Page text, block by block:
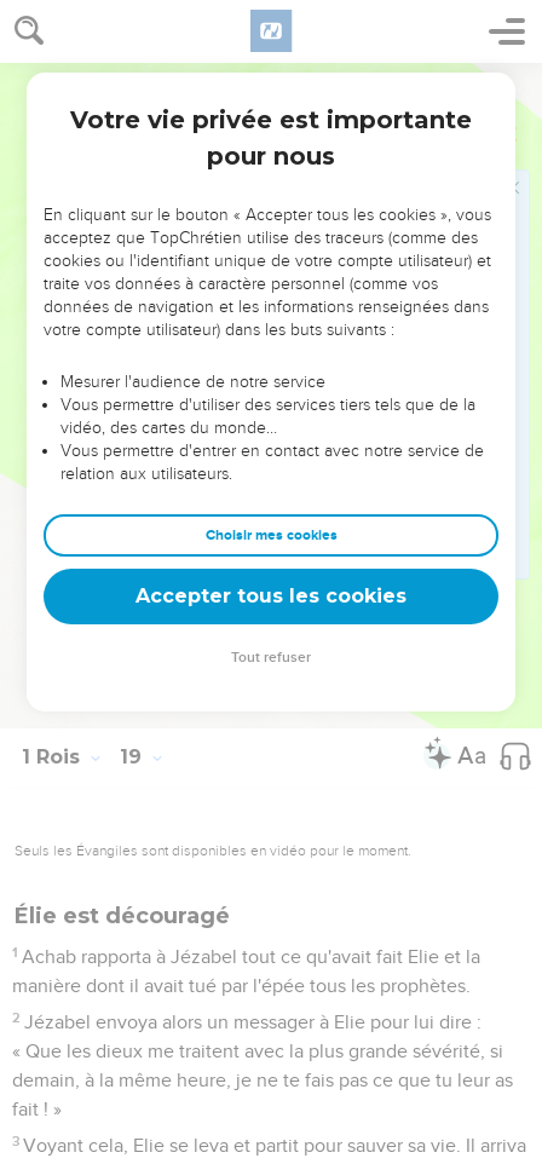
1 Rois 18
« Emparez-vous des prophètes de Baal, leur dit Elie.
Qu'aucun d'eux ne puisse s’échapper ! » Et ils s’emparèrent
d’eux. Elie les fit descendre au bord du torrent du Kison, où il
Puis Elie dit à Achab : « Monte manger et boire, car il y a
un grondement annonciateur de pluie. »
Achab monta manger et boire. Quant à Elie, il monta au
sommet du Carmel et, se penchant jusqu’à terre, il mit son
visage entre ses genoux.
mer. » Le serviteur monta, regarda et dit : « Il n'y a rien. » Elie
dit sept fois : « Retournes-y. »
La septième fois, le serviteur dit : « Voici un petit nuage
qui s'élève au-dessus de la mer et qui est de la taille d’une
paume de main. » Elie dit : « Monte dire à Achab : ‘Attelle ton
char et descends, afin que la pluie ne puisse pas te retenir.’ »
En quelques instants, le ciel devint noir de nuages, le vent
souffla et il y eut une forte pluie. Achab monta sur son char
1 Rois 19
Seuls les Évangiles sont disponibles en vidéo pour le moment.
Élie est découragé
1 Achab rapporta à Jézabel tout ce qu'avait fait Elie et la
manière dont il avait tué par l'épée tous les prophètes.
2 Jézabel envoya alors un messager à Elie pour lui dire :
« Que les dieux me traitent avec la plus grande sévérité, si
demain, à la même heure, je ne te fais pas ce que tu leur as
fait ! »
3 Voyant cela, Elie se leva et partit pour sauver sa vie. Il arriva
Votre vie privée est importante
pour nous
En cliquant sur le bouton « Accepter tous les cookies », vous
acceptez que TopChrétien utilise des traceurs (comme des
cookies ou l'identifiant unique de votre compte utilisateur) et
traite vos données à caractère personnel (comme vos
données de navigation et les informations renseignées dans
votre compte utilisateur) dans les buts suivants :
Mesurer l'audience de notre service
Vous permettre d'utiliser des services tiers tels que de la
vidéo, des cartes du monde…
Vous permettre d'entrer en contact avec notre service de
relation aux utilisateurs.
Choisir mes cookies
Accepter tous les cookies
Tout refuser